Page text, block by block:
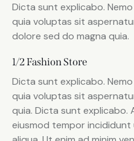
Dicta sunt explicabo.
quia voluptas sit
dolore sed do magna quia.
1/2 Fashion Store
Dicta sunt explicabo.
quia voluptas sit
quia. Dicta sunt explicabo.
eiusmod tempor